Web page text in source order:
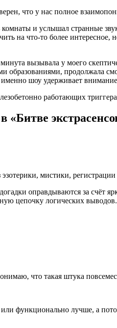
что у нас полное
и услышал странные
на что-то более
вызывала у моего
продолжала
шоу удерживает
работающих
«Битве
оправдываются за
цепочку логических
что такая штука
функционально лучше, а